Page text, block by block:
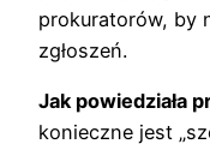
prokuratorów, by
zgłoszeń.
Jak powiedziała
konieczne jest